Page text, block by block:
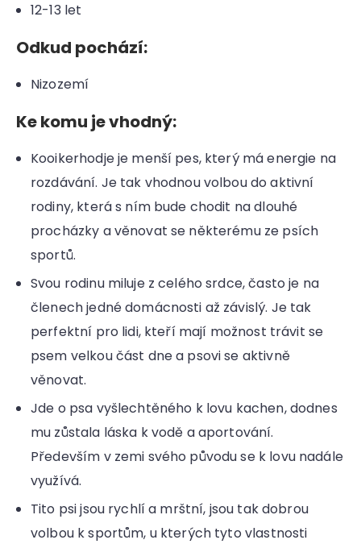
12-13 let
Odkud pochází:
Nizozemí
Ke komu je vhodný:
Kooikerhodje je menší pes, který má energie na
rozdávání. Je tak vhodnou volbou do aktivní
rodiny, která s ním bude chodit na dlouhé
procházky a věnovat se některému ze psích
sportů.
Svou rodinu miluje z celého srdce, často je na
členech jedné domácnosti až závislý. Je tak
perfektní pro lidi, kteří mají možnost trávit se
psem velkou část dne a psovi se aktivně
věnovat.
Jde o psa vyšlechtěného k lovu kachen, dodnes
mu zůstala láska k vodě a aportování.
Především v zemi svého původu se k lovu nadále
využívá.
Tito psi jsou rychlí a mrštní, jsou tak dobrou
volbou k sportům, u kterých tyto vlastnosti